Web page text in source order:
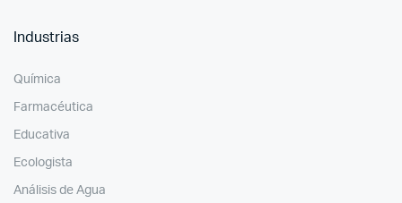
Industrias
Química
Farmacéutica
Educativa
Ecologista
Análisis de Agua